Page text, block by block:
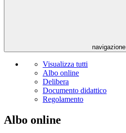
navigazione
Visualizza tutti
Albo online
Delibera
Documento didattico
Regolamento
Albo online